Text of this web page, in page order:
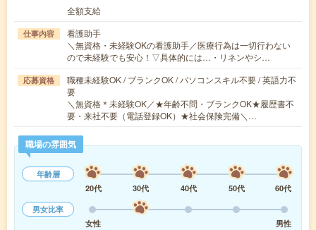
全額支給
仕事内容
看護助手
＼無資格・未経験OKの看護助手／医療行為は一切行わない
ので未経験でも安心！▽具体的には…・リネンやシ…
応募資格
職種未経験OK / ブランクOK / パソコンスキル不要 / 英語力不
要
＼無資格＊未経験OK／★年齢不問・ブランクOK★履歴書不
要・来社不要（電話登録OK）★社会保険完備＼…
職場の雰囲気
年齢層
20代
30代 40代 50代
60代
男女比率
女性
男性